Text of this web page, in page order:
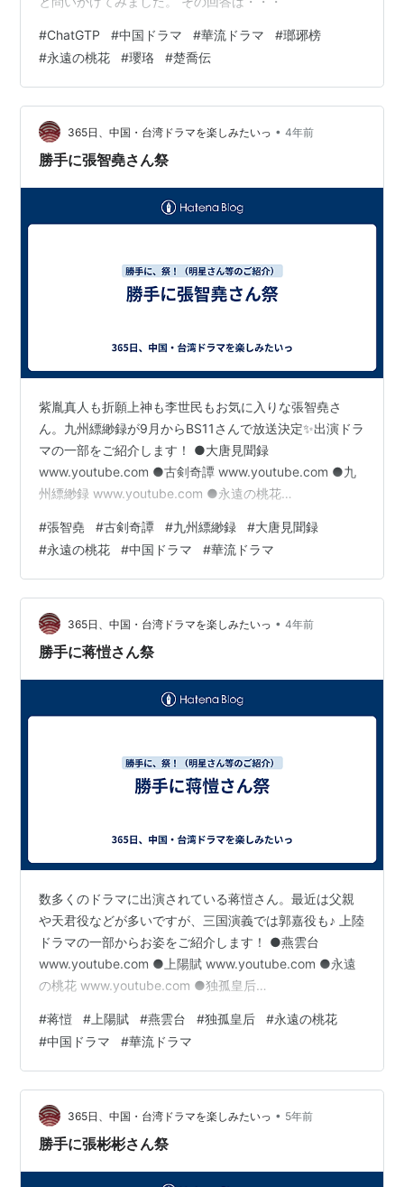
#ChatGTP #中国ドラマ #華流ドラマ #瑯琊榜
#永遠の桃花 #瓔珞 #楚喬伝
365日、中国・台湾ドラマを楽しみたいっ • 4年前
勝手に張智堯さん祭
紫胤真人も折願上神も李世民もお気に入りな張智堯さ
ん。九州縹緲録が9月からBS11さんで放送決定✨出演ドラ
マの一部をご紹介します！ ●大唐見聞録
www.youtube.com ●古剣奇譚 www.youtube.com ●九
州縹緲録 www.youtube.com ●永遠の桃花
#張智堯 #古剣奇譚 #九州縹緲録 #大唐見聞録
#永遠の桃花 #中国ドラマ #華流ドラマ
365日、中国・台湾ドラマを楽しみたいっ • 4年前
勝手に蒋愷さん祭
数多くのドラマに出演されている蒋愷さん。最近は父親
や天君役などが多いですが、三国演義では郭嘉役も♪ 上陸
ドラマの一部からお姿をご紹介します！ ●燕雲台
www.youtube.com ●上陽賦 www.youtube.com ●永遠
の桃花 www.youtube.com ●独孤皇后
陸しますように！
#蒋愷 # 上陽賦 #燕雲台 #独孤皇后 #永遠の桃花
#中国ドラマ #華流ドラマ
365日、中国・台湾ドラマを楽しみたいっ • 5年前
勝手に張彬彬さん祭